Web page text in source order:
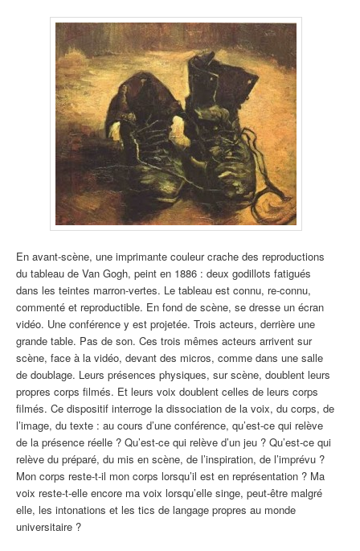
En avant-scène, une imprimante couleur crache des reproductions
du tableau de Van Gogh, peint en 1886 : deux godillots fatigués
dans les teintes marron-vertes. Le tableau est connu, re-connu,
commenté et reproductible. En fond de scène, se dresse un écran
vidéo. Une conférence y est projetée. Trois acteurs, derrière une
grande table. Pas de son. Ces trois mêmes acteurs arrivent sur
scène, face à la vidéo, devant des micros, comme dans une salle
de doublage. Leurs présences physiques, sur scène, doublent leurs
propres corps filmés. Et leurs voix doublent celles de leurs corps
filmés. Ce dispositif interroge la dissociation de la voix, du corps, de
l’image, du texte : au cours d’une conférence, qu’est-ce qui relève
de la présence réelle ? Qu’est-ce qui relève d’un jeu ? Qu’est-ce qui
relève du préparé, du mis en scène, de l’inspiration, de l’imprévu ?
Mon corps reste-t-il mon corps lorsqu’il est en représentation ? Ma
voix reste-t-elle encore ma voix lorsqu’elle singe, peut-être malgré
elle, les intonations et les tics de langage propres au monde
universitaire ?